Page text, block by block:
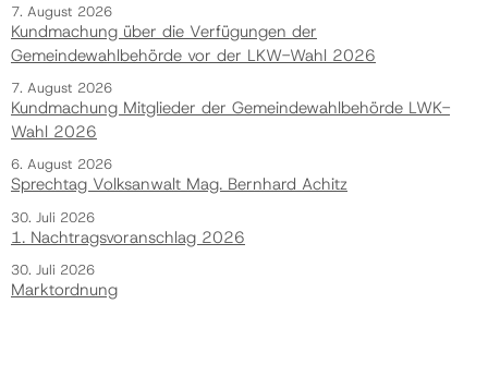
7. August 2026
Kundmachung über die Verfügungen der
Gemeindewahlbehörde vor der LKW-Wahl 2026
7. August 2026
Kundmachung Mitglieder der Gemeindewahlbehörde LWK-
Wahl 2026
6. August 2026
Sprechtag Volksanwalt Mag. Bernhard Achitz
30. Juli 2026
1. Nachtragsvoranschlag 2026
30. Juli 2026
Marktordnung